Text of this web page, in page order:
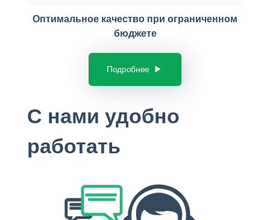
Оптимальное качество при ограниченном
бюджете
Подробнее
С нами удобно
работать